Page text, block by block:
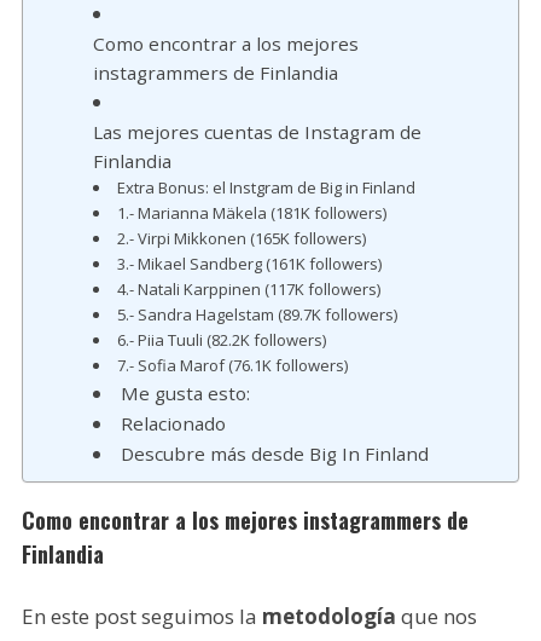
Como encontrar a los mejores
instagrammers de Finlandia
Las mejores cuentas de Instagram de
Finlandia
Extra Bonus: el Instgram de Big in Finland
1.- Marianna Mäkela (181K followers)
2.- Virpi Mikkonen (165K followers)
3.- Mikael Sandberg (161K followers)
4.- Natali Karppinen (117K followers)
5.- Sandra Hagelstam (89.7K followers)
6.- Piia Tuuli (82.2K followers)
7.- Sofia Marof (76.1K followers)
Me gusta esto:
Relacionado
Descubre más desde Big In Finland
Como encontrar a los mejores instagrammers de
Finlandia
En este post seguimos la metodología que nos